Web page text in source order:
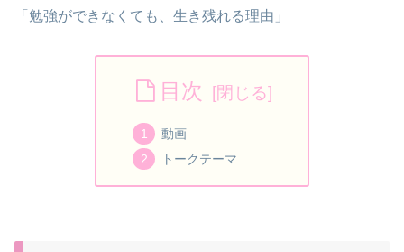
「勉強ができなくても、生き残れる理由」
目次
動画
トークテーマ